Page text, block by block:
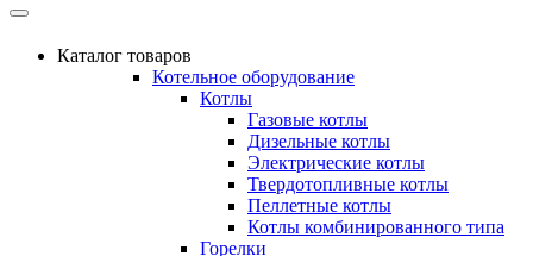
Каталог товаров
Котельное оборудование
Котлы
Газовые котлы
Дизельные котлы
Электрические котлы
Твердотопливные котлы
Пеллетные котлы
Котлы комбинированного типа
Горелки